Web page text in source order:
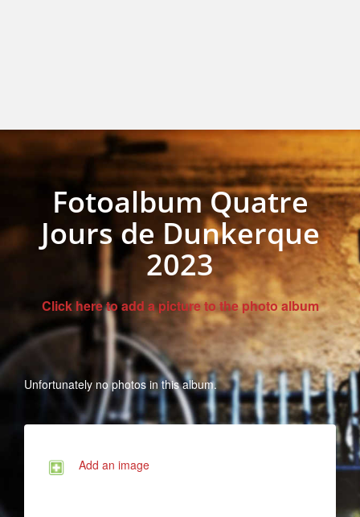
Fotoalbum Quatre
Jours de Dunkerque
2023
Click here to add a picture to the photo album
Unfortunately no photos in this album.
Add an image